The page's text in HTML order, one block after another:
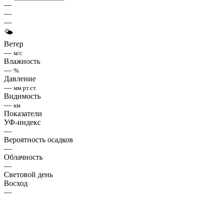
—
—
—
🌤
Ветер
— м/с
Влажность
— %
Давление
— мм рт.ст.
Видимость
— км
Показатели
УФ-индекс
—
Вероятность осадков
—
Облачность
—
Световой день
Восход
—